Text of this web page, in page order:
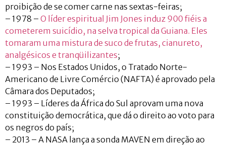
proibição de se comer carne nas sextas-feiras;
– 1978 – O líder espiritual Jim Jones induz 900 fiéis a
cometerem suicídio, na selva tropical da Guiana. Eles
tomaram uma mistura de suco de frutas, cianureto,
analgésicos e tranqüilizantes;
– 1993 – Nos Estados Unidos, o Tratado Norte-
Americano de Livre Comércio (NAFTA) é aprovado pela
Câmara dos Deputados;
– 1993 – Líderes da África do Sul aprovam uma nova
constituição democrática, que dá o direito ao voto para
os negros do país;
– 2013 – A NASA lança a sonda MAVEN em direção ao